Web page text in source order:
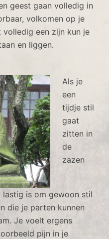
geest gaan volledig in
volkomen op je
een zijn kun je
en liggen.
Als je
een
tijdje stil
gaat
zitten in
de
zazen
is om gewoon stil
die je parten kunnen
Je voelt ergens
pijn in je